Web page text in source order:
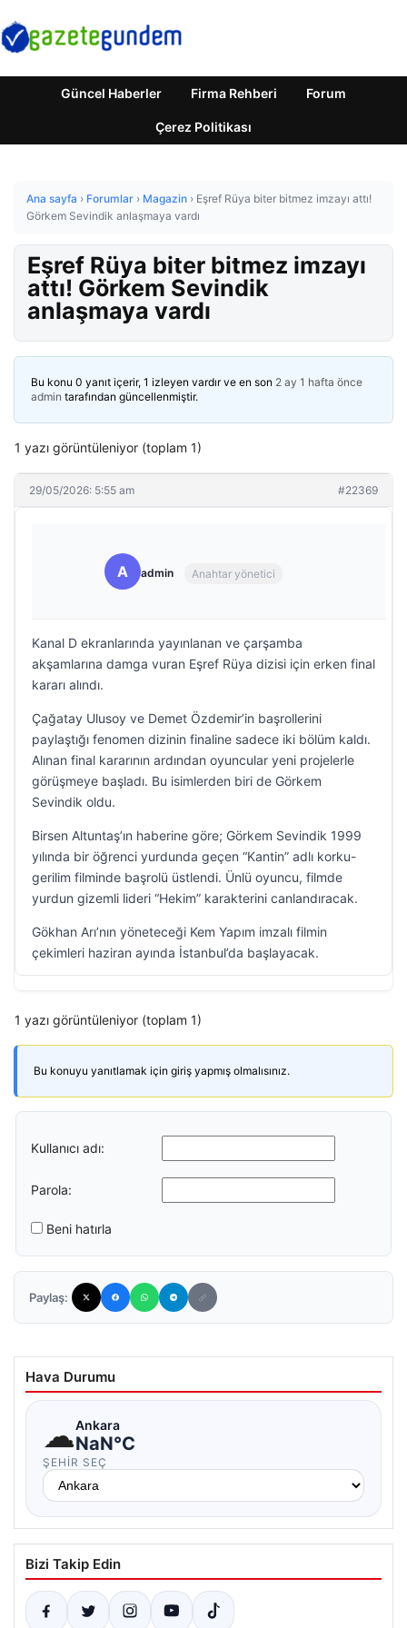
Güncel Haberler Firma Rehberi Forum
Çerez Politikası
Ana sayfa › Forumlar › Magazin › Eşref Rüya biter bitmez imzayı attı!
Görkem Sevindik anlaşmaya vardı
Eşref Rüya biter bitmez imzayı
attı! Görkem Sevindik
anlaşmaya vardı
Bu konu 0 yanıt içerir, 1 izleyen vardır ve en son 2 ay 1 hafta önce
admin tarafından güncellenmiştir.
1 yazı görüntüleniyor (toplam 1)
29/05/2026: 5:55 am #22369
A admin Anahtar yönetici
Kanal D ekranlarında yayınlanan ve çarşamba
akşamlarına damga vuran Eşref Rüya dizisi için erken final
kararı alındı.
Çağatay Ulusoy ve Demet Özdemir’in başrollerini
paylaştığı fenomen dizinin finaline sadece iki bölüm kaldı.
Alınan final kararının ardından oyuncular yeni projelerle
görüşmeye başladı. Bu isimlerden biri de Görkem
Sevindik oldu.
Birsen Altuntaş’ın haberine göre; Görkem Sevindik 1999
yılında bir öğrenci yurdunda geçen “Kantin” adlı korku-
gerilim filminde başrolü üstlendi. Ünlü oyuncu, filmde
yurdun gizemli lideri “Hekim” karakterini canlandıracak.
Gökhan Arı’nın yöneteceği Kem Yapım imzalı filmin
çekimleri haziran ayında İstanbul’da başlayacak.
1 yazı görüntüleniyor (toplam 1)
Bu konuyu yanıtlamak için giriş yapmış olmalısınız.
Kullanıcı adı:
Parola:
Beni hatırla
Paylaş:
Hava Durumu
☁Ankara
NaN°C
ŞEHIR SEÇ
Bizi Takip Edin